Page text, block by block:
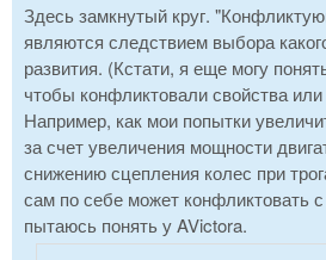
Здесь замкнутый круг.
являются следствием выбора
развития. (Кстати, я еще могу
чтобы конфликтовали свойства или
Например, как мои попытки
за счет увеличения мощности
снижению сцепления колес при
сам по себе может конфликтовать
пытаюсь понять у AVictora.